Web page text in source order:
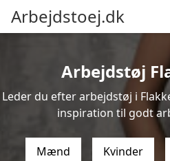
Arbejdstoej.dk
Arbejdstøj
Leder du efter arbejdstøj i
inspiration til godt
Mænd Kvinder